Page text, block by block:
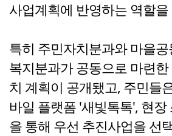
사업계획에 반영하는 역할
특히 주민자치분과와 마을
복지분과가 공동으로 마련
치 계획이 공개됐고, 주민들
바일 플랫폼 '새빛톡톡', 현장
을 통해 우선 추진사업을 선